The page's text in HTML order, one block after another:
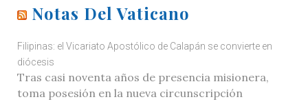
Notas Del Vaticano
Filipinas: el Vicariato Apostólico de Calapán se convierte en
diócesis
Tras casi noventa años de presencia misionera,
toma posesión en la nueva circunscripción